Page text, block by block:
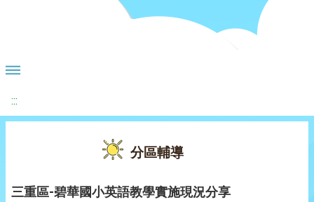
:::
分區輔導
三重區-碧華國小英語教學實施現況分享